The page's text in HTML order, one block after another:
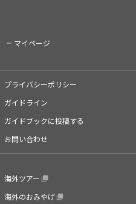
マイページ
プライバシーポリシー
ガイドライン
ガイドブックに投稿する
お問い合わせ
海外ツアー
海外のおみやげ